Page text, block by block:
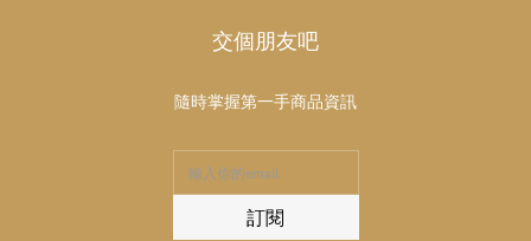
交個朋友吧
隨時掌握第一手商品資訊
訂閱